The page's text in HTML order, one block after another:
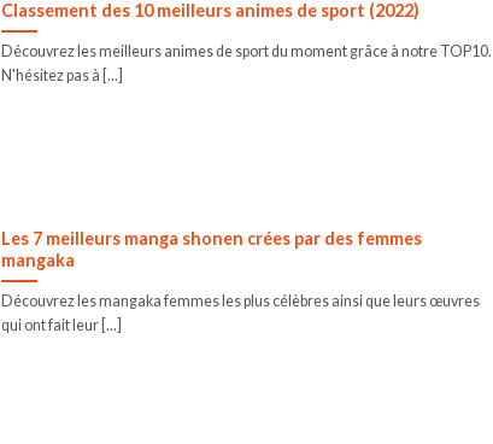
Classement des 10 meilleurs animes de sport (2022)
Découvrez les meilleurs animes de sport du moment grâce à notre TOP10.
N'hésitez pas à [...]
Les 7 meilleurs manga shonen crées par des femmes
mangaka
Découvrez les mangaka femmes les plus célèbres ainsi que leurs œuvres
qui ont fait leur [...]